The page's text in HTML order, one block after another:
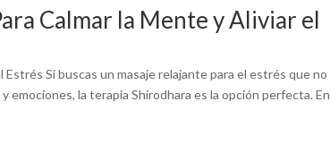
Calmar la Mente y Aliviar el
Si buscas un masaje relajante para el estrés que no
la terapia Shirodhara es la opción perfecta. En